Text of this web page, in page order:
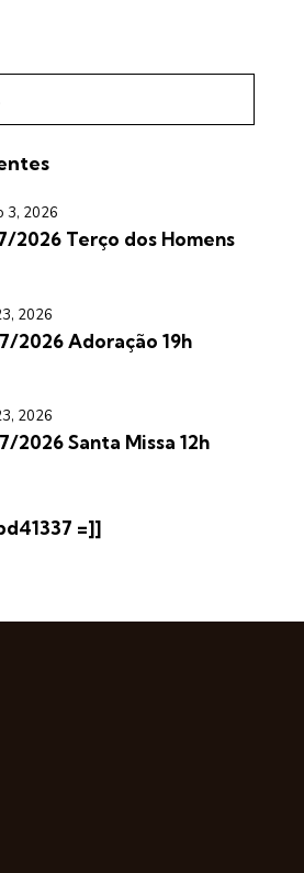
3, 2026
2026 Terço dos Homens
2026
2026 Adoração 19h
2026
2026 Santa Missa 12h
=]]